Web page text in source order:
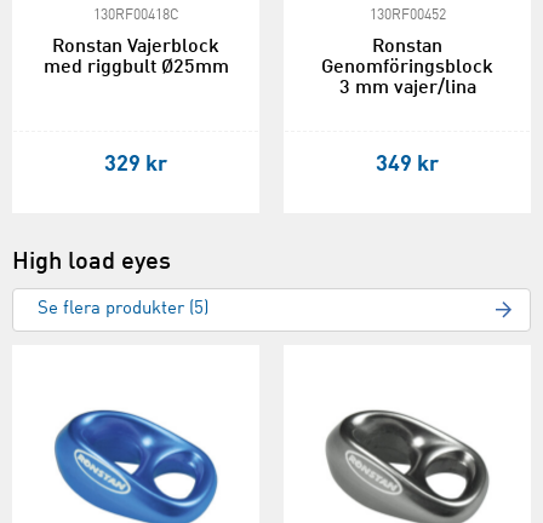
130RF00418C
Ronstan Vajerblock
med riggbult Ø25mm
329 kr
130RF00452
Ronstan
Genomföringsblock
3 mm vajer/lina
349 kr
High load eyes
Se flera produkter (5)